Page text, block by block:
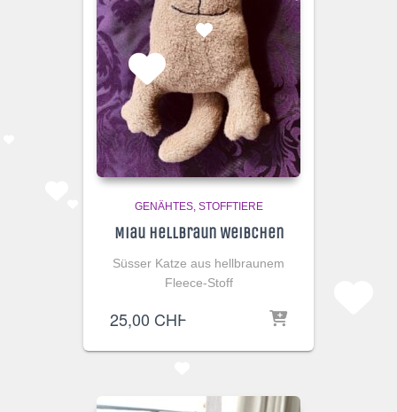
GENÄHTES STOFFTIERE
Miau Hellbraun Weibchen
Süsser Katze aus hellbraunem
Fleece-Stoff
25,00 CHF